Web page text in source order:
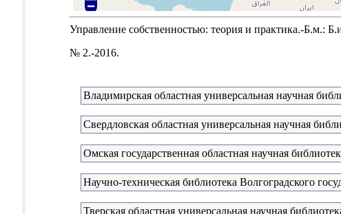
Управление собственностью: теория и практика.-Б.м.:
№ 2.-2016.
Владимирская областная универсальная научная
Свердловская областная универсальная научная
Омская государственная областная научная
Научно-техническая библиотека Волгоградского
Тверская областная универсальная научная